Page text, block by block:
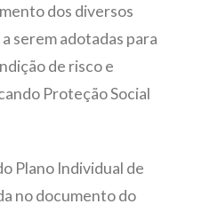
dos diversos
serem adotadas para
de risco e
Proteção Social
Plano Individual de
no documento do